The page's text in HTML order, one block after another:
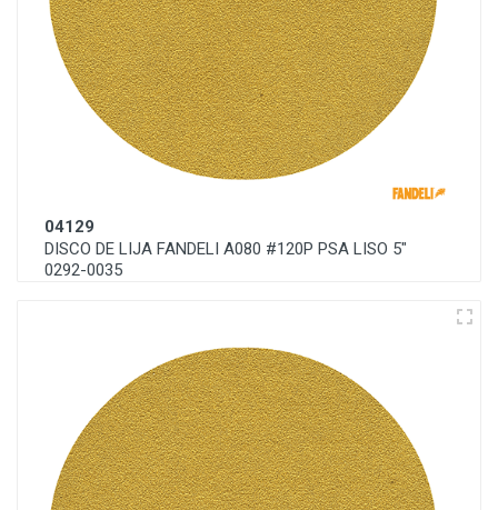
04129
DISCO DE LIJA FANDELI A080 #120P PSA LISO 5"
0292-0035